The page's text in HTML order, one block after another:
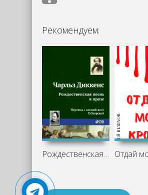
Рекомендуем:
Рождественская песнь в прозе - Чарльз